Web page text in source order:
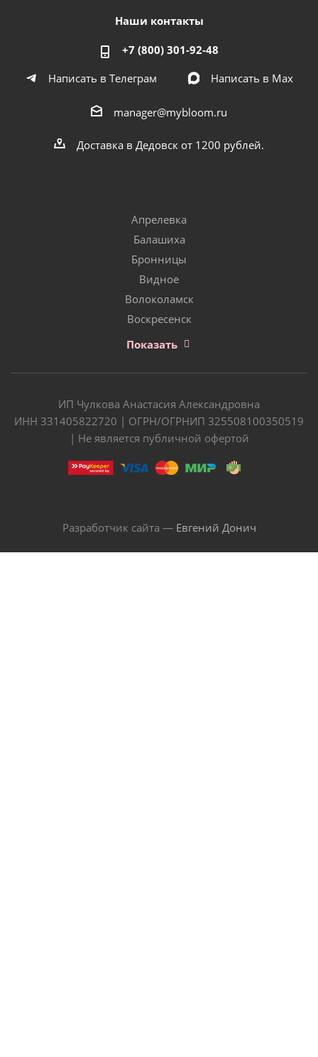
Наши контакты
+7 (800) 301-92-48
Написать в Телеграм
Написать в Мах
manager@mybloom.ru
Доставка в Дедовск от 1200 рублей.
Апрелевка
Балашиха
Бронницы
Видное
Волоколамск
Воскресенск
Показать
ИП Чулкова Анастасия Александровна
ИНН 331405822720 | ОГРН/ОГРНИП 325508100350519
| Не является публичной офертой
Разработчик сайта — Евгений Донич